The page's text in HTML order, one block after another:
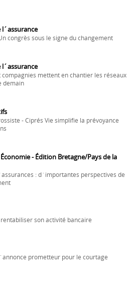
l´assurance
congrès sous le signe du changement
l´assurance
compagnies mettent en chantier les réseaux
demain
- Ciprés Vie simplifie la prévoyance
- Édition Bretagne/Pays de la
: d´importantes perspectives de
son activité bancaire
prometteur pour le courtage